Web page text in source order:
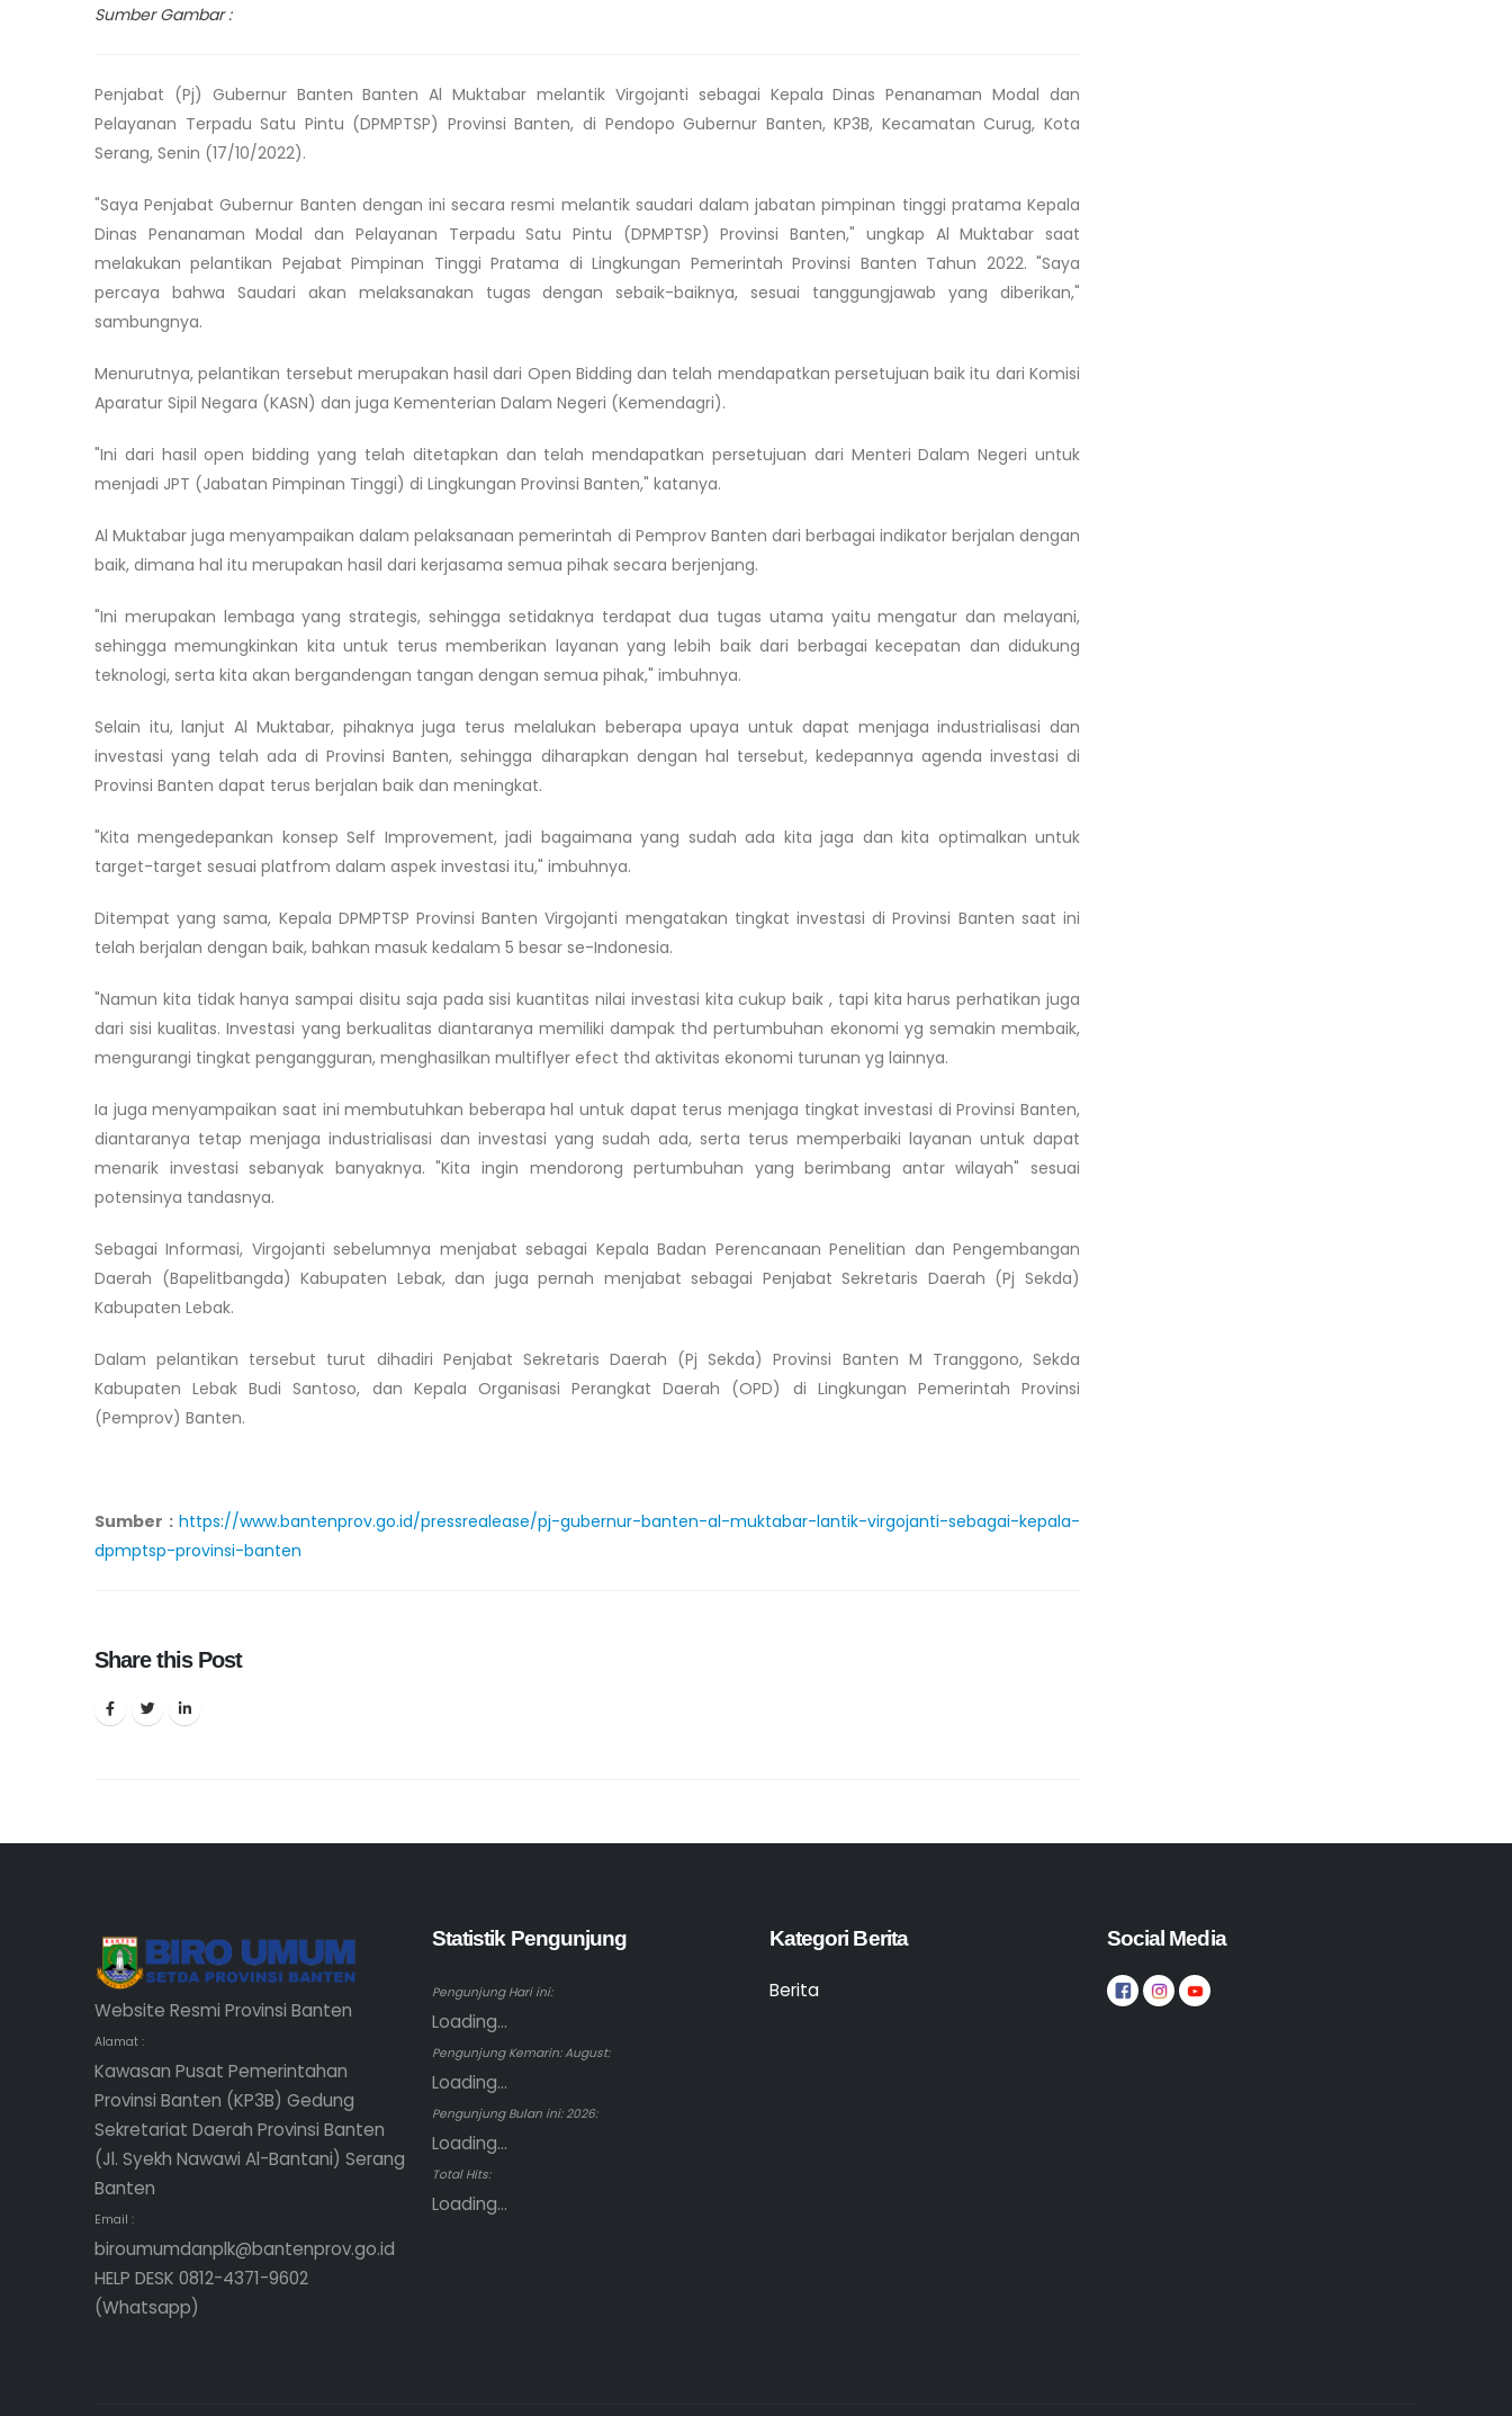
Sumber Gambar :
Penjabat (Pj) Gubernur Banten Banten Al Muktabar melantik Virgojanti sebagai Kepala Dinas Penanaman Modal dan
Pelayanan Terpadu Satu Pintu (DPMPTSP) Provinsi Banten, di Pendopo Gubernur Banten, KP3B, Kecamatan Curug, Kota
Serang, Senin (17/10/2022).
"Saya Penjabat Gubernur Banten dengan ini secara resmi melantik saudari dalam jabatan pimpinan tinggi pratama Kepala
Dinas Penanaman Modal dan Pelayanan Terpadu Satu Pintu (DPMPTSP) Provinsi Banten," ungkap Al Muktabar saat
melakukan pelantikan Pejabat Pimpinan Tinggi Pratama di Lingkungan Pemerintah Provinsi Banten Tahun 2022. "Saya
percaya bahwa Saudari akan melaksanakan tugas dengan sebaik-baiknya, sesuai tanggungjawab yang diberikan,"
sambungnya.
Menurutnya, pelantikan tersebut merupakan hasil dari Open Bidding dan telah mendapatkan persetujuan baik itu dari Komisi
Aparatur Sipil Negara (KASN) dan juga Kementerian Dalam Negeri (Kemendagri).
"Ini dari hasil open bidding yang telah ditetapkan dan telah mendapatkan persetujuan dari Menteri Dalam Negeri untuk
menjadi JPT (Jabatan Pimpinan Tinggi) di Lingkungan Provinsi Banten," katanya.
Al Muktabar juga menyampaikan dalam pelaksanaan pemerintah di Pemprov Banten dari berbagai indikator berjalan dengan
baik, dimana hal itu merupakan hasil dari kerjasama semua pihak secara berjenjang.
"Ini merupakan lembaga yang strategis, sehingga setidaknya terdapat dua tugas utama yaitu mengatur dan melayani,
sehingga memungkinkan kita untuk terus memberikan layanan yang lebih baik dari berbagai kecepatan dan didukung
teknologi, serta kita akan bergandengan tangan dengan semua pihak," imbuhnya.
Selain itu, lanjut Al Muktabar, pihaknya juga terus melalukan beberapa upaya untuk dapat menjaga industrialisasi dan
investasi yang telah ada di Provinsi Banten, sehingga diharapkan dengan hal tersebut, kedepannya agenda investasi di
Provinsi Banten dapat terus berjalan baik dan meningkat.
"Kita mengedepankan konsep Self Improvement, jadi bagaimana yang sudah ada kita jaga dan kita optimalkan untuk
target-target sesuai platfrom dalam aspek investasi itu," imbuhnya.
Ditempat yang sama, Kepala DPMPTSP Provinsi Banten Virgojanti mengatakan tingkat investasi di Provinsi Banten saat ini
telah berjalan dengan baik, bahkan masuk kedalam 5 besar se-Indonesia.
"Namun kita tidak hanya sampai disitu saja pada sisi kuantitas nilai investasi kita cukup baik , tapi kita harus perhatikan juga
dari sisi kualitas. Investasi yang berkualitas diantaranya memiliki dampak thd pertumbuhan ekonomi yg semakin membaik,
mengurangi tingkat pengangguran, menghasilkan multiflyer efect thd aktivitas ekonomi turunan yg lainnya.
Ia juga menyampaikan saat ini membutuhkan beberapa hal untuk dapat terus menjaga tingkat investasi di Provinsi Banten,
diantaranya tetap menjaga industrialisasi dan investasi yang sudah ada, serta terus memperbaiki layanan untuk dapat
menarik investasi sebanyak banyaknya. "Kita ingin mendorong pertumbuhan yang berimbang antar wilayah" sesuai
potensinya tandasnya.
Sebagai Informasi, Virgojanti sebelumnya menjabat sebagai Kepala Badan Perencanaan Penelitian dan Pengembangan
Daerah (Bapelitbangda) Kabupaten Lebak, dan juga pernah menjabat sebagai Penjabat Sekretaris Daerah (Pj Sekda)
Kabupaten Lebak.
Dalam pelantikan tersebut turut dihadiri Penjabat Sekretaris Daerah (Pj Sekda) Provinsi Banten M Tranggono, Sekda
Kabupaten Lebak Budi Santoso, dan Kepala Organisasi Perangkat Daerah (OPD) di Lingkungan Pemerintah Provinsi
(Pemprov) Banten.
Sumber : https://www.bantenprov.go.id/pressrealease/pj-gubernur-banten-al-muktabar-lantik-virgojanti-sebagai-kepala-
dpmptsp-provinsi-banten
Share this Post
Website Resmi Provinsi Banten
Alamat :
Kawasan Pusat Pemerintahan
Provinsi Banten (KP3B) Gedung
Sekretariat Daerah Provinsi Banten
(Jl. Syekh Nawawi Al-Bantani) Serang
Banten
Email :
biroumumdanplk@bantenprov.go.id
HELP DESK 0812-4371-9602
(Whatsapp)
Statistik Pengunjung
Pengunjung Hari ini:
Loading...
Pengunjung Kemarin: August:
Loading...
Pengunjung Bulan ini: 2026:
Loading...
Total Hits:
Loading...
Kategori Berita
Berita
Social Media